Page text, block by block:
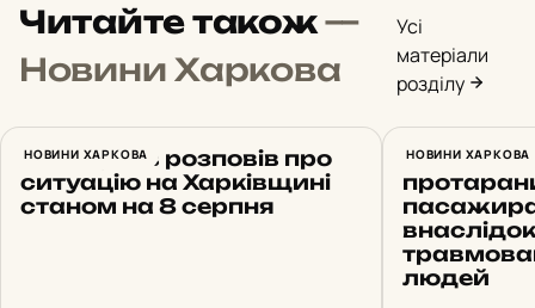
Читайте також—
Новини Харкова
Усі
матеріали
розділу
НОВИНИ ХАРКОВА
Синєгубов розповів про
ситуацію на Харківщині
станом на 8 серпня
НОВИНИ ХАРКОВА
Проїхав
людей